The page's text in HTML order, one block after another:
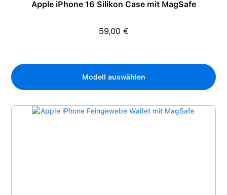
Apple iPhone 16 Silikon Case mit MagSafe
Regulärer Preis:
59,00 €
Modell auswählen